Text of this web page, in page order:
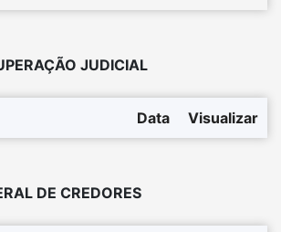
JUDICIAL
Data Visualizar
DE CREDORES